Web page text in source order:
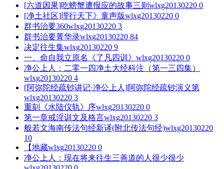
[六道因果]吃螃蟹遭报应的故事三则 wlxg20130220 0
[净土社区]理行天下》童声版wlxg20130220 0
群书治要360wlxg20130220 3
群书治要菁华录wlxg20130220 84
决定往生集wlxg20130220 9
一、命自我立原名《了凡四训》 wlxg20130220 0
净公上人：二零一四净土大经科注（第一三四集）
wlxg20130220 4
[阿弥陀经疏钞讲记·净公上人]阿弥陀经疏钞演义第
wlxg20130220 3
重刻《水陆仪轨》序wlxg20130220 0
第一章戒淫训文及格言wlxg20130220 3
般若文海南传法句经新译(附北传法句经)wlxg20130220
10
【地藏wlxg20130220 0
净公上人：现在将来往生三善道的人很少很少